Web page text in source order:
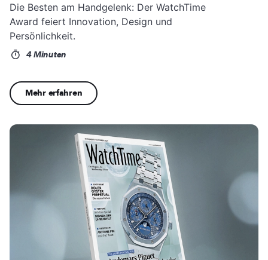
Die Besten am Handgelenk: Der WatchTime
Award feiert Innovation, Design und
Persönlichkeit.
4 Minuten
Mehr erfahren